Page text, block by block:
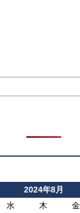
2024年8月
水 木 金